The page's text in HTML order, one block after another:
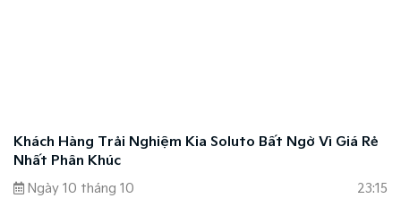
Khách Hàng Trải Nghiệm Kia Soluto Bất Ngờ Vì Giá Rẻ
Nhất Phân Khúc
Ngày 10 tháng 10
23:15